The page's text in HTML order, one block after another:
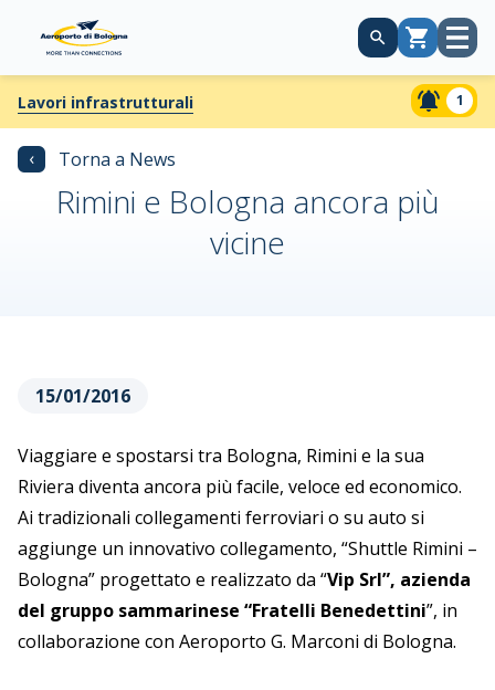
CarrelloApri
Lavori infrastrutturali 1
‹ Torna a News
Rimini e Bologna ancora più
vicine
15/01/2016
Viaggiare e spostarsi tra Bologna, Rimini e la sua
Riviera diventa ancora più facile, veloce ed economico.
Ai tradizionali collegamenti ferroviari o su auto si
aggiunge un innovativo collegamento, “Shuttle Rimini –
Bologna” progettato e realizzato da “Vip Srl”, azienda
del gruppo sammarinese “Fratelli Benedettini”, in
collaborazione con Aeroporto G. Marconi di Bologna.